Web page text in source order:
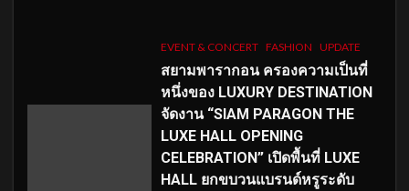
EVENT & CONCERT FASHION UPDATE
สยามพารากอน ครองความเป็นที่
หนึ่งของ LUXURY DESTINATION
จัดงาน “SIAM PARAGON THE
LUXE HALL OPENING
CELEBRATION” เปิดพื้นที่ LUXE
HALL ยกขบวนแบรนด์หรูระดับ